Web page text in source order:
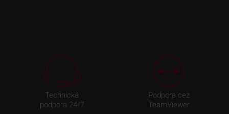
Technická
podpora 24/7
Podpora cez
TeamViewer